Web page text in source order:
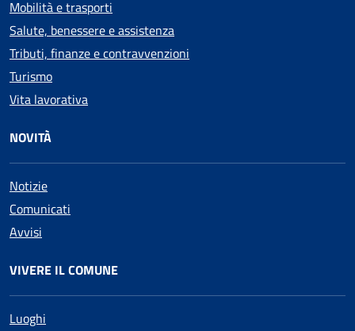
Mobilità e trasporti
Salute, benessere e assistenza
Tributi, finanze e contravvenzioni
Turismo
Vita lavorativa
NOVITÀ
Notizie
Comunicati
Avvisi
VIVERE IL COMUNE
Luoghi